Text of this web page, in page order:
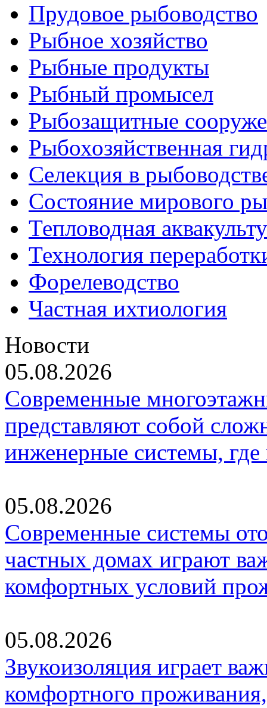
Прудовое рыбоводство
Рыбное хозяйство
Рыбные продукты
Рыбный промысел
Рыбозащитные
Рыбохозяйственная
Селекция в
Состояние мирового
Тепловодная
Технология
Форелеводство
Частная ихтиология
Новости
05.08.2026
Современные
представляют собой
инженерные системы,
05.08.2026
Современные системы
частных домах играют
комфортных условий
05.08.2026
Звукоизоляция играет
комфортного